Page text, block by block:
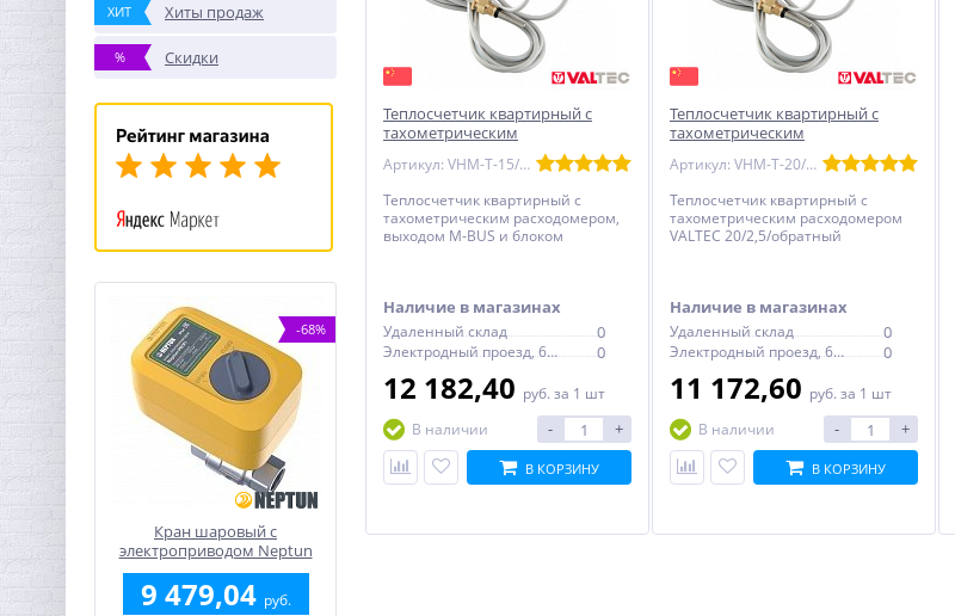
ХИТ Хиты продаж
% Скидки
-68%
Кран шаровый с
электроприводом Neptun
Profi 12В 1"
9 479,04 руб.
Теплосчетчик квартирный с
тахометрическим
расходомером, выходом M-BUS
и блоком VALTEC 15/1,5/обратн
Артикул: VHM-T-15/1,5-МИ-O
Теплосчетчик квартирный с
тахометрическим расходомером,
выходом M-BUS и блоком
Наличие в магазинах
Удаленный склад 0
Электродный проезд, 6с1 0
12 182,40 руб. за 1 шт
В наличии
- +
В КОРЗИНУ
Теплосчетчик квартирный с
тахометрическим
расходомером VALTEC 20/2,5/
обратный
Артикул: VHM-T-20/2,5-O
Теплосчетчик квартирный с
тахометрическим расходомером
VALTEC 20/2,5/обратный
Наличие в магазинах
Удаленный склад 0
Электродный проезд, 6с1 0
11 172,60 руб. за 1 шт
В наличии
- +
В КОРЗИНУ